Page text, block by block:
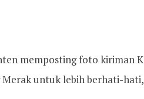
memposting foto kiriman
untuk lebih berhati-